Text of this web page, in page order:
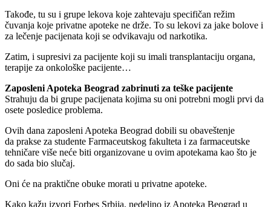
Takođe, tu su i grupe lekova koje zahtevaju specifičan režim
čuvanja koje privatne apoteke ne drže. To su lekovi za jake bolove i
za lečenje pacijenata koji se odvikavaju od narkotika.
Zatim, i supresivi za pacijente koji su imali transplantaciju organa,
terapije za onkološke pacijente…
Zaposleni Apoteka Beograd zabrinuti za teške pacijente
Strahuju da bi grupe pacijenata kojima su oni potrebni mogli prvi da
osete posledice problema.
Ovih dana zaposleni Apoteka Beograd dobili su obaveštenje
da prakse za studente Farmaceutskog fakulteta i za farmaceutske
tehničare više neće biti organizovane u ovim apotekama kao što je
do sada bio slučaj.
Oni će na praktične obuke morati u privatne apoteke.
Kako kažu izvori Forbes Srbija, nedeljno iz Apoteka Beograd u